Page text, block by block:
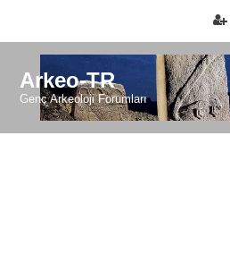
Arkeo-TR
Genç Arkeoloji Forumları